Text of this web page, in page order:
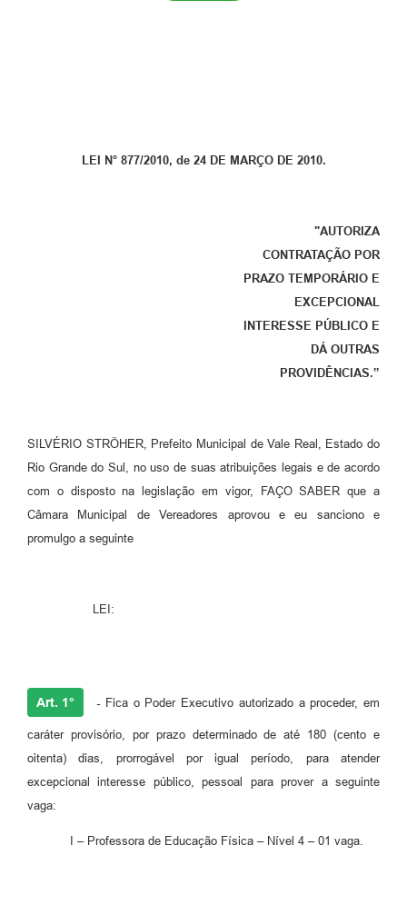
LEI N° 877/2010, de 24 DE MARÇO DE 2010.
"AUTORIZA
CONTRATAÇÃO POR
PRAZO TEMPORÁRIO E
EXCEPCIONAL
INTERESSE PÚBLICO E
DÁ OUTRAS
PROVIDÊNCIAS.”
SILVÉRIO STRÖHER, Prefeito Municipal de Vale Real, Estado do
Rio Grande do Sul, no uso de suas atribuições legais e de acordo
com o disposto na legislação em vigor, FAÇO SABER que a
Câmara Municipal de Vereadores aprovou e eu sanciono e
promulgo a seguinte
LEI:
Art. 1° -Fica o Poder Executivo autorizado a proceder, em
caráter provisório, por prazo determinado de até 180 (cento e
oitenta) dias, prorrogável por igual período, para atender
excepcional interesse público, pessoal para prover a seguinte
vaga:
I – Professora de Educação Física – Nível 4 – 01 vaga.